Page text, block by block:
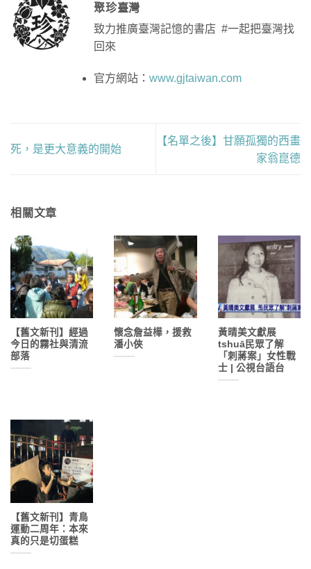
聚珍臺灣
致力推廣臺灣記憶的書店 #一起把臺灣找
回來
官方網站： www.gjtaiwan.com
死，是更大意義的開始
【名單之後】甘願孤獨的西畫
家翁崑德
相關文章
【舊文新刊】經過
今日的霧社與清流
部落
懷念詹益樺，援救
潘小俠
黃晴美文獻展
tshuā民眾了解
「刺蔣案」女性戰
士 | 公視台語台
【舊文新刊】青鳥
運動二周年：本來
真的只是切蛋糕